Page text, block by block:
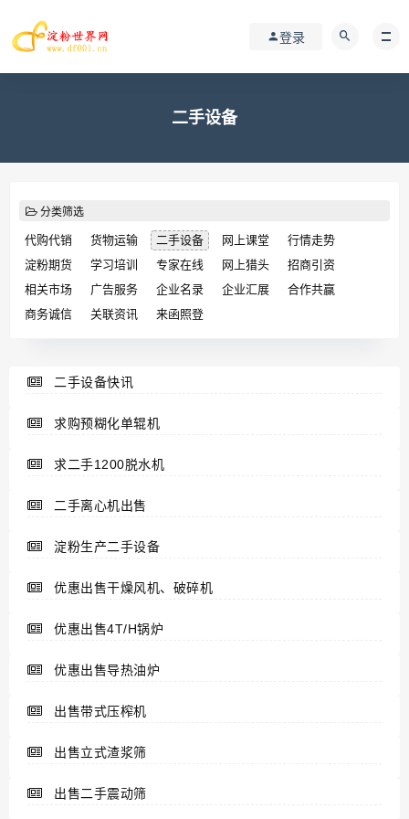
登录
二手设备
分类筛选
代购代销 货物运输 二手设备 网上课堂
行情走势
淀粉期货
学习培训 专家在线 网上猎头
招商引资
相关市场
广告服务 企业名录 企业汇展
合作共赢
商务诚信
关联资讯 来函照登
二手设备快讯
求购预糊化单辊机
求二手1200脱水机
二手离心机出售
淀粉生产二手设备
优惠出售干燥风机、破碎机
优惠出售4T/H锅炉
优惠出售导热油炉
出售带式压榨机
出售立式渣浆筛
出售二手震动筛